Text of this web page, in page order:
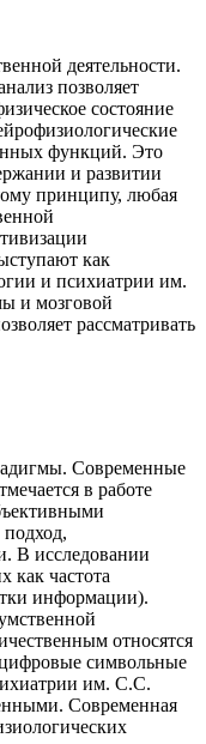
деятельности.
позволяет
состояние
функций. Это
и развитии
принципу, любая
как
и психиатрии им.
и мозговой
рассматривать
Современные
в работе
В исследовании
как частота
информации).
относятся
цифровые символьные
им. С.С.
Современная